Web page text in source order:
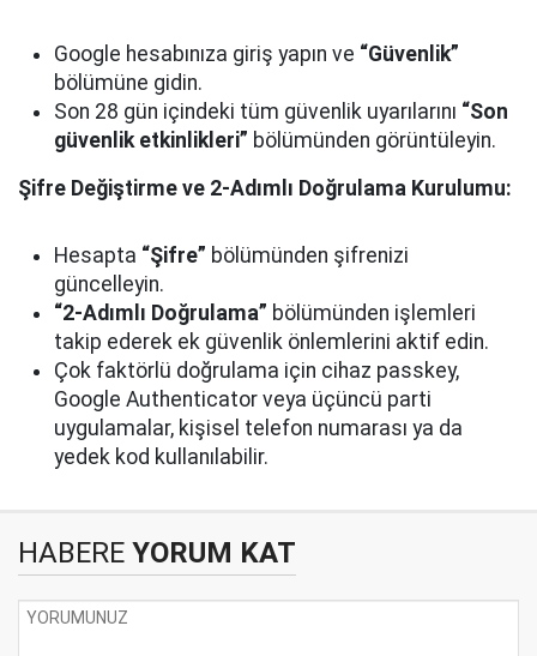
Google hesabınıza giriş yapın ve “Güvenlik”
bölümüne gidin.
Son 28 gün içindeki tüm güvenlik uyarılarını “Son
güvenlik etkinlikleri” bölümünden görüntüleyin.
Şifre Değiştirme ve 2-Adımlı Doğrulama Kurulumu:
Hesapta “Şifre” bölümünden şifrenizi
güncelleyin.
“2-Adımlı Doğrulama” bölümünden işlemleri
takip ederek ek güvenlik önlemlerini aktif edin.
Çok faktörlü doğrulama için cihaz passkey,
Google Authenticator veya üçüncü parti
uygulamalar, kişisel telefon numarası ya da
yedek kod kullanılabilir.
HABERE YORUM KAT